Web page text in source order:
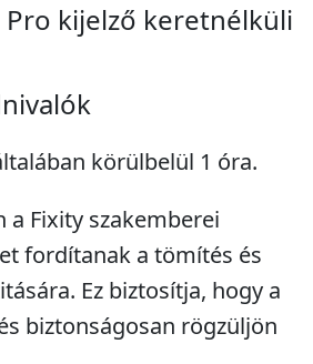
Pro kijelző keretnélküli
körülbelül 1 óra.
a Fixity szakemberei
fordítanak a tömítés és
Ez biztosítja, hogy a
biztonságosan rögzüljön